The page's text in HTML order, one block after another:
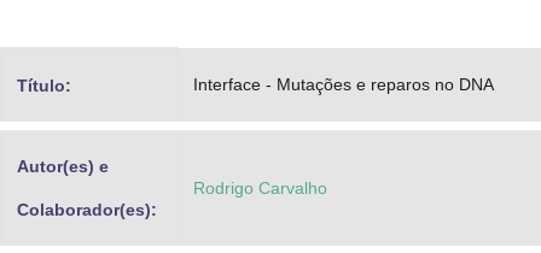
Advocacia-Geral da União
Banco Central do Brasil
Título: Interface - Mutações e reparos no DNA
Autor(es) e
Colaborador(es):
Rodrigo Carvalho